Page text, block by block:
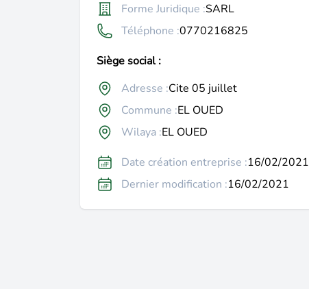
Forme Juridique :SARL
Téléphone :0770216825
Siège social :
Adresse :Cite 05 juillet
Commune :EL OUED
Wilaya :EL OUED
Date création entreprise :16/02/2021
Dernier modification :16/02/2021